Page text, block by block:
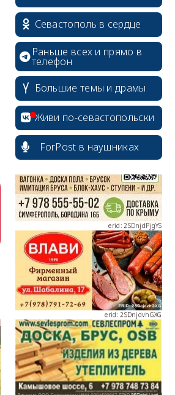
Севастополь в сердце
Раньше всех и прямо в
телефон
Большие темы и драмы
Живи по-севастопольски
ForPost в наушниках
erid: 2SDnjcrDNw6
erid: 2SDnjdPjgYS
erid: 2SDnjdvhGXG
erid: 2SDnjcLUypt